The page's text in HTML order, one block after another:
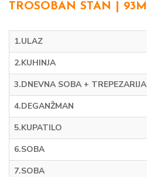
TROSOBAN STAN | 93M
1.ULAZ
2.KUHINJA
3.DNEVNA SOBA + TREPEZARIJA
4.DEGANŽMAN
5.KUPATILO
6.SOBA
7.SOBA